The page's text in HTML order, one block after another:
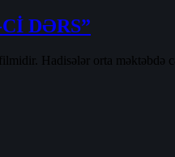
DƏRS”
Hadisələr orta